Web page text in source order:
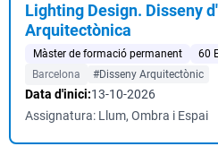
Lighting Design. Disseny
Arquitectònica
Màster de formació permanent 60
Barcelona
#Disseny Arquitectònic
Data d'inici:13-10-2026
Assignatura: Llum, Ombra i Espai